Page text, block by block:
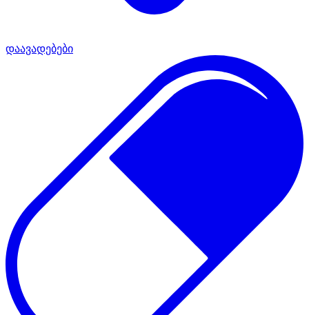
დაავადებები